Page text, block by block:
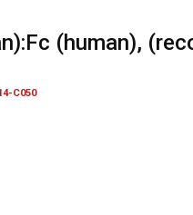
(human),
C050